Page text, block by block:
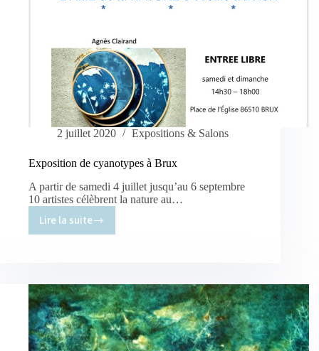
2 juillet 2020 Expositions & Salons
Exposition de cyanotypes à Brux
A partir de samedi 4 juillet jusqu’au 6 septembre
10 artistes célèbrent la nature au…
Lire la suiteExposition
Brux